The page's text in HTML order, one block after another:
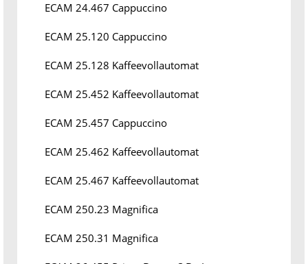
ECAM 24.467 Cappuccino
ECAM 25.120 Cappuccino
ECAM 25.128 Kaffeevollautomat
ECAM 25.452 Kaffeevollautomat
ECAM 25.457 Cappuccino
ECAM 25.462 Kaffeevollautomat
ECAM 25.467 Kaffeevollautomat
ECAM 250.23 Magnifica
ECAM 250.31 Magnifica